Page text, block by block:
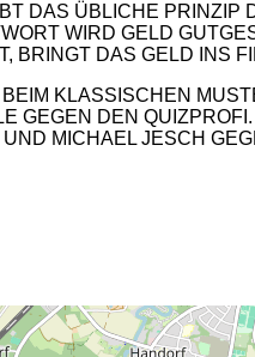
DAS ÜBLICHE PRINZIP
WIRD GELD
BRINGT DAS GELD INS
KLASSISCHEN
GEGEN DEN
MICHAEL JESCH